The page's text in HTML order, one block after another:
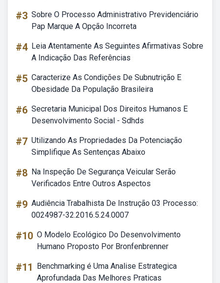
#3 Sobre O Processo Administrativo Previdenciário
Pap Marque A Opção Incorreta
#4 Leia Atentamente As Seguintes Afirmativas Sobre
A Indicação Das Referências
#5 Caracterize As Condições De Subnutrição E
Obesidade Da População Brasileira
#6 Secretaria Municipal Dos Direitos Humanos E
Desenvolvimento Social - Sdhds
#7 Utilizando As Propriedades Da Potenciação
Simplifique As Sentenças Abaixo
#8 Na Inspeção De Segurança Veicular Serão
Verificados Entre Outros Aspectos
#9 Audiência Trabalhista De Instrução 03 Processo:
0024987-32.2016.5.24.0007
#10 O Modelo Ecológico Do Desenvolvimento
Humano Proposto Por Bronfenbrenner
#11
Benchmarking é Uma Analise Estrategica
Aprofundada Das Melhores Praticas